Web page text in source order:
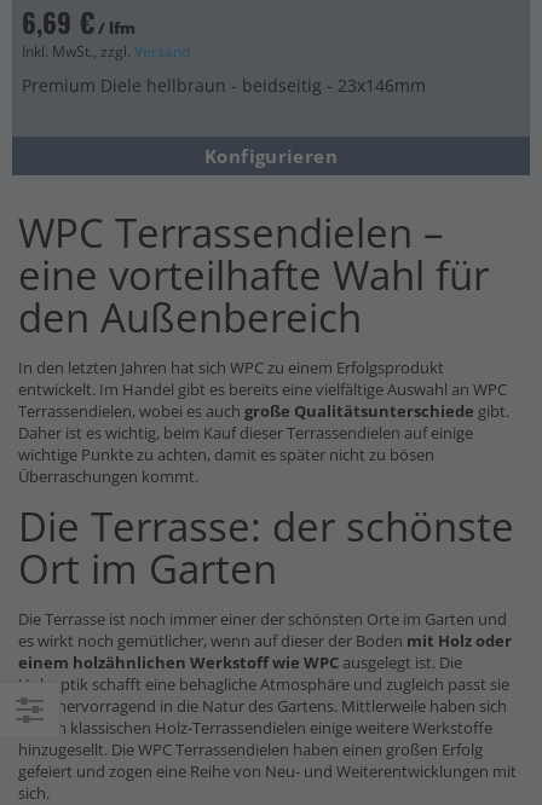
6,69 €/ lfm
Inkl. MwSt., zzgl. Versand
Premium Diele hellbraun - beidseitig - 23x146mm
Konfigurieren
WPC Terrassendielen –
eine vorteilhafte Wahl für
den Außenbereich
In den letzten Jahren hat sich WPC zu einem Erfolgsprodukt
entwickelt. Im Handel gibt es bereits eine vielfältige Auswahl an WPC
Terrassendielen, wobei es auch große Qualitätsunterschiede gibt.
Daher ist es wichtig, beim Kauf dieser Terrassendielen auf einige
wichtige Punkte zu achten, damit es später nicht zu bösen
Überraschungen kommt.
Die Terrasse: der schönste
Ort im Garten
Die Terrasse ist noch immer einer der schönsten Orte im Garten und
es wirkt noch gemütlicher, wenn auf dieser der Boden mit Holz oder
einem holzähnlichen Werkstoff wie WPCausgelegt ist. Die
Holzoptik schafft eine behagliche Atmosphäre und zugleich passt sie
auch hervorragend in die Natur des Gartens. Mittlerweile haben sich
zu den klassischen Holz-Terrassendielen einige weitere Werkstoffe
hinzugesellt. Die WPC Terrassendielen haben einen großen Erfolg
gefeiert und zogen eine Reihe von Neu- und Weiterentwicklungen mit
sich.
Einkaufsoptionen